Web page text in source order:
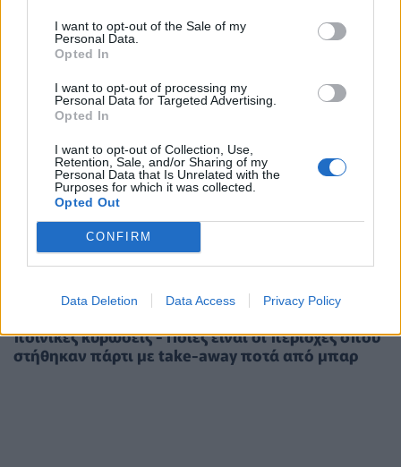
I want to opt-out of the Sale of my
Personal Data.
Opted In
I want to opt-out of processing my
Personal Data for Targeted Advertising.
Opted In
I want to opt-out of Collection, Use,
Retention, Sale, and/or Sharing of my
Personal Data that Is Unrelated with the
Purposes for which it was collected.
Opted Out
CONFIRM
Data Deletion Data Access Privacy Policy
ποινικές κυρώσεις - Ποιες είναι οι περιοχές όπου
στήθηκαν πάρτι με take-away ποτά από μπαρ